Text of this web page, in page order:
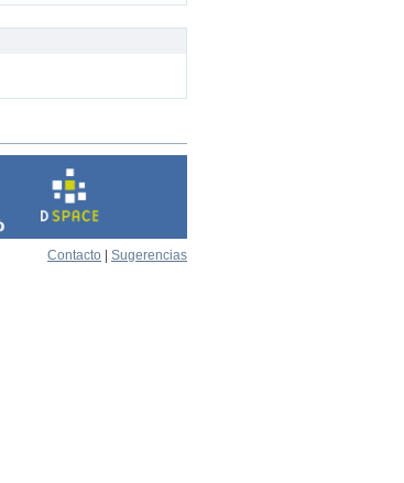
Contacto Sugerencias